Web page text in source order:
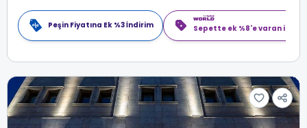
Peşin Fiyatına Ek %3 İndirim Sepette ek %8'e varan